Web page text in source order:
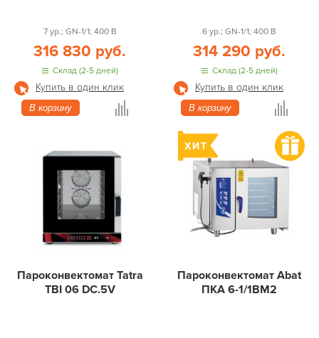
7 ур.; GN-1/1; 400 В
316 830 руб.
Склад (2-5 дней)
Купить в один клик
В корзину
6 ур.; GN-1/1; 400 В
314 290 руб.
Склад (2-5 дней)
Купить в один клик
В корзину
Пароконвектомат Tatra
TBI 06 DC.5V
Пароконвектомат Abat
ПКА 6-1/1ВМ2